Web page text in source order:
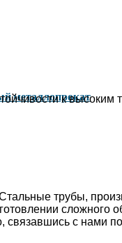
металлопрокат
к
трубы,
сложного
с нами